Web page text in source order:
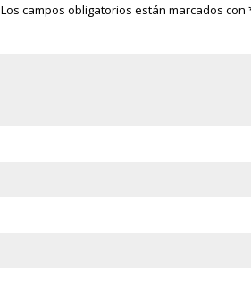
Los campos obligatorios están marcados con